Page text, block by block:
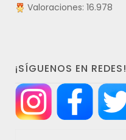
Valoraciones: 16.978
¡SÍGUENOS EN REDES!